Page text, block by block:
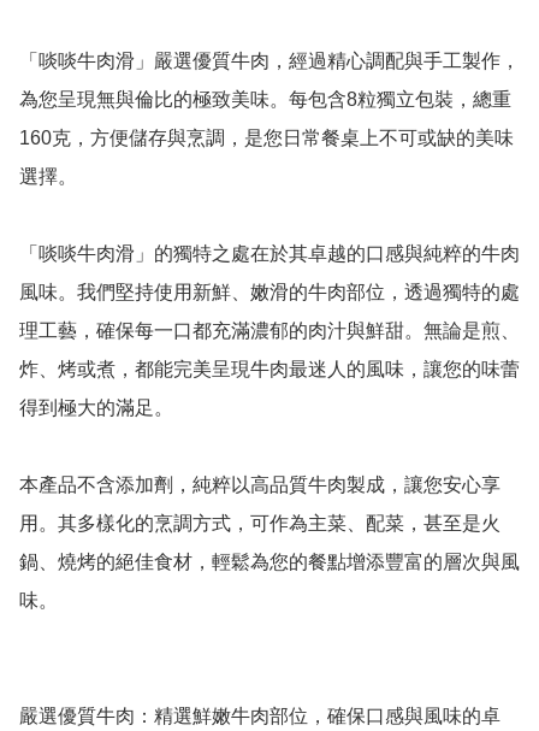
「啖啖牛肉滑」嚴選優質牛肉，經過精心調配與手工製作，
為您呈現無與倫比的極致美味。每包含8粒獨立包裝，總重
160克，方便儲存與烹調，是您日常餐桌上不可或缺的美味
選擇。
「啖啖牛肉滑」的獨特之處在於其卓越的口感與純粹的牛肉
風味。我們堅持使用新鮮、嫩滑的牛肉部位，透過獨特的處
理工藝，確保每一口都充滿濃郁的肉汁與鮮甜。無論是煎、
炸、烤或煮，都能完美呈現牛肉最迷人的風味，讓您的味蕾
得到極大的滿足。
本產品不含添加劑，純粹以高品質牛肉製成，讓您安心享
用。其多樣化的烹調方式，可作為主菜、配菜，甚至是火
鍋、燒烤的絕佳食材，輕鬆為您的餐點增添豐富的層次與風
味。
嚴選優質牛肉：精選鮮嫩牛肉部位，確保口感與風味的卓